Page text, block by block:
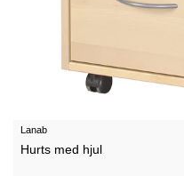
Lanab
Hurts med hjul